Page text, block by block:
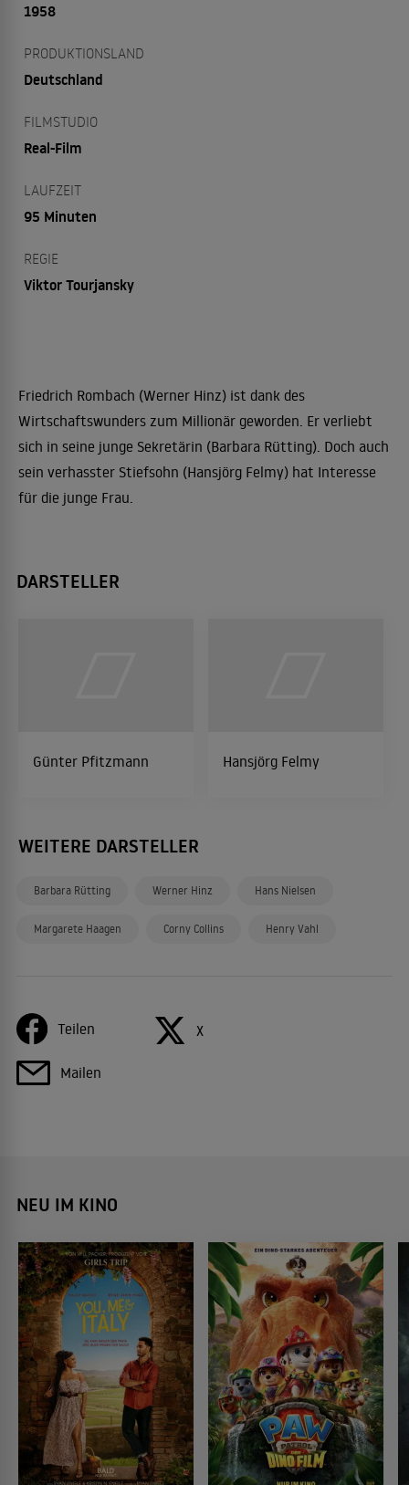
1958
PRODUKTIONSLAND
Deutschland
FILMSTUDIO
Real-Film
LAUFZEIT
95 Minuten
REGIE
Viktor Tourjansky
Friedrich Rombach (Werner Hinz) ist dank des
Wirtschaftswunders zum Millionär geworden. Er verliebt
sich in seine junge Sekretärin (Barbara Rütting). Doch auch
sein verhasster Stiefsohn (Hansjörg Felmy) hat Interesse
für die junge Frau.
DARSTELLER
Günter Pfitzmann Hansjörg Felmy
WEITERE DARSTELLER
Barbara Rütting Werner Hinz Hans Nielsen
Margarete Haagen Corny Collins Henry Vahl
Teilen X
Mailen
NEU IM KINO